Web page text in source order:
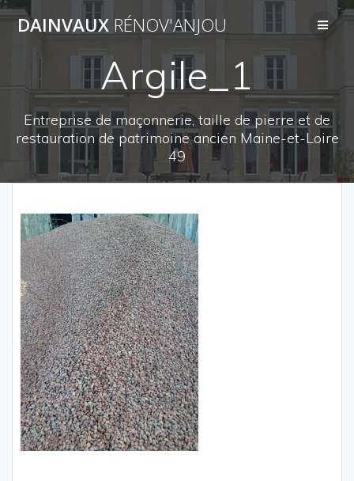
Passer
au
DAINVAUX RÉNOV'ANJOU
Argile_1
Entreprise de maçonnerie, taille de pierre et de
restauration de patrimoine ancien Maine-et-Loire
49